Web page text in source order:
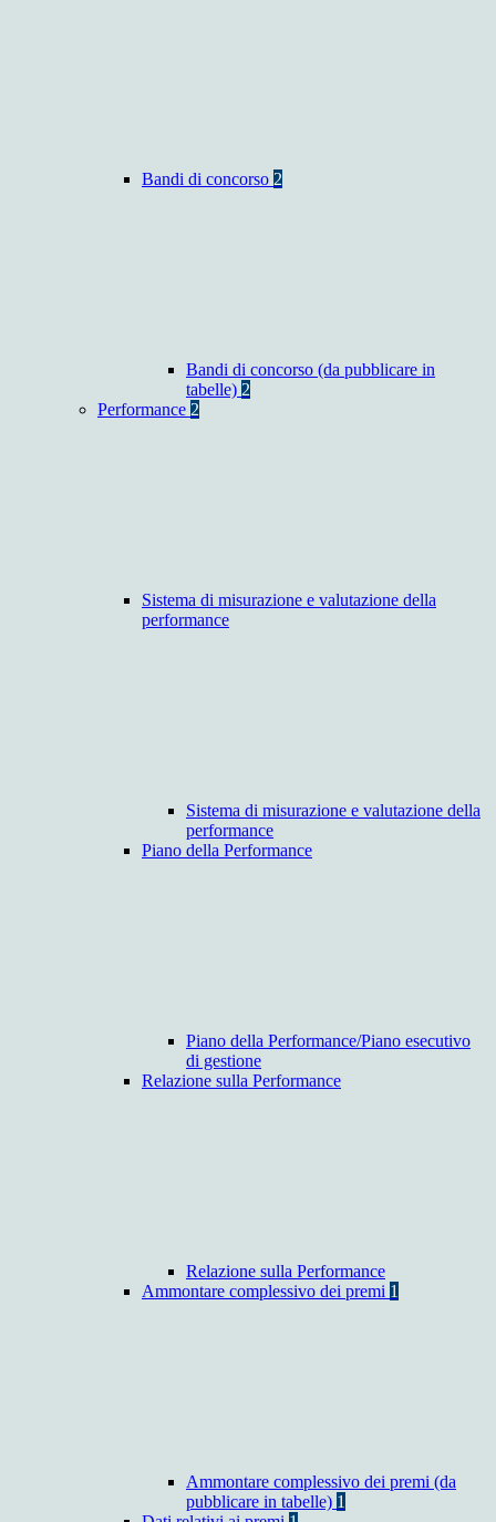
Bandi di concorso 2
Bandi di concorso (da pubblicare in
tabelle) 2
Performance 2
Sistema di misurazione e valutazione della
performance
Sistema di misurazione e valutazione della
performance
Piano della Performance
Piano della Performance/Piano esecutivo
di gestione
Relazione sulla Performance
Relazione sulla Performance
Ammontare complessivo dei premi 1
Ammontare complessivo dei premi (da
pubblicare in tabelle) 1